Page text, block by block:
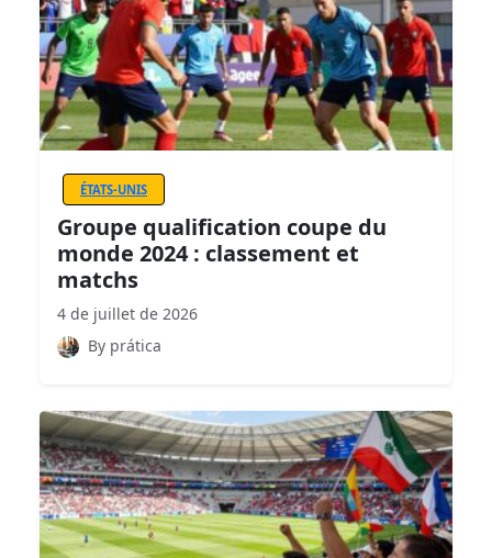
ÉTATS-UNIS
Groupe qualification coupe du
monde 2024 : classement et
matchs
4 de juillet de 2026
By prática